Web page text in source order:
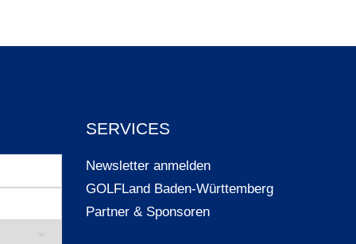
SERVICES
Newsletter anmelden
GOLFLand Baden-Württemberg
Partner & Sponsoren